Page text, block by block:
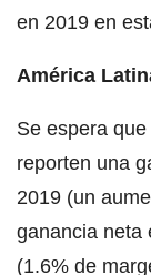
en 2019 en
América
Se espera que
reporten una
2019 (un
ganancia neta
(1.6% de